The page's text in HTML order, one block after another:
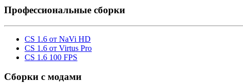
Профессиональные сборки
CS 1.6 от NaVi HD
CS 1.6 от Virtus Pro
CS 1.6 100 FPS
Сборки с модами